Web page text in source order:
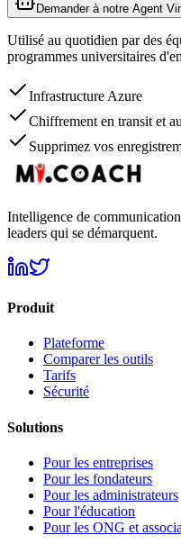
Demander à notre Agent
Utilisé au quotidien par des
programmes universitaires
Infrastructure Azure
Chiffrement en transit et
Supprimez vos
Intelligence de
leaders qui se démarquent.
Produit
Plateforme
Comparer les outils
Tarifs
Sécurité
Solutions
Pour les entreprises
Pour les fondateurs
Pour les administrateurs
Pour l'éducation
Pour les ONG et